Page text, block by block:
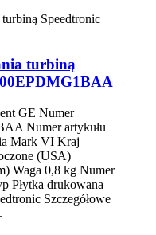
turbiną
GE Numer
Numer artykułu
Mark VI Kraj
(USA)
Waga 0,8 kg Numer
Płytka drukowana
Szczegółowe